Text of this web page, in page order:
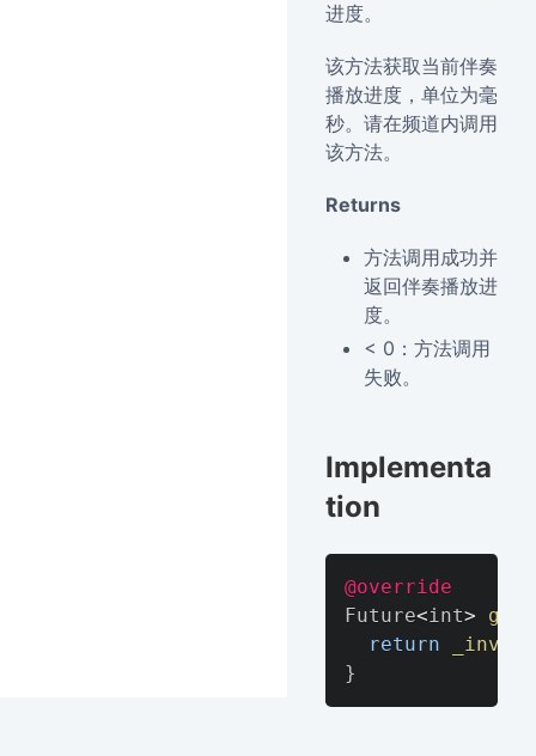
进度。
该方法获取当前伴奏
播放进度，单位为毫
秒。请在频道内调用
该方法。
Returns
方法调用成功并
返回伴奏播放进
度。
< 0：方法调用
失败。
Implementa
tion
@override
Future<int>
return
}